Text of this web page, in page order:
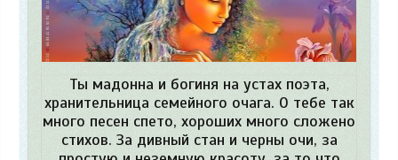
Ты мадонна и богиня на устах поэта,
хранительница семейного очага. О тебе так
много песен спето, хороших много сложено
стихов. За дивный стан и черны очи, за